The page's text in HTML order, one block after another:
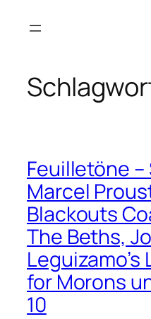
Inhalt
Feuilletöne –
Marcel
Blackouts
The Beths,
for Morons
10